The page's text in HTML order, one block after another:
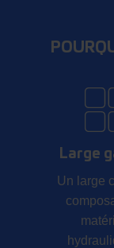
Large
Un large